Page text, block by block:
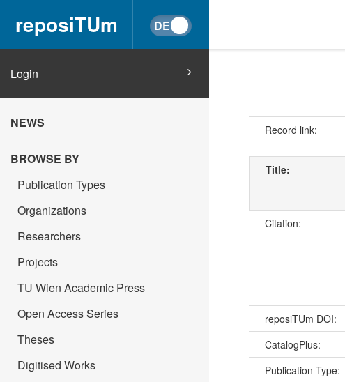
reposiTUm
Login
NEWS
BROWSE BY
Publication Types
Organizations
Researchers
Projects
TU Wien Academic Press
Open Access Series
Theses
Digitised Works
Record link:
Title:
Citation:
reposiTUm DOI:
CatalogPlus:
Publication Type: